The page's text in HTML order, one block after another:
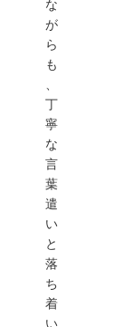
な
が
ら
も
、
丁
寧
な
言
葉
遣
い
と
落
ち
着
い